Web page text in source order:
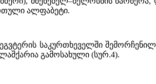
ალფაბეტი.
საკურთხეველში
გამოსახული (სურ.4).